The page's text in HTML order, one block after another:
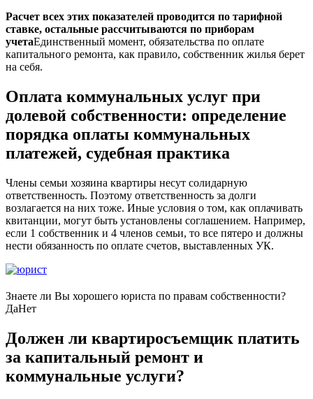
Расчет всех этих показателей проводится по тарифной
ставке, остальные рассчитываются по приборам
учетаЕдинственный момент, обязательства по оплате
капитального ремонта, как правило, собственник жилья берет
на себя.
Оплата коммунальных услуг при
долевой собственности: определение
порядка оплаты коммунальных
платежей, судебная практика
Члены семьи хозяина квартиры несут солидарную
ответственность. Поэтому ответственность за долги
возлагается на них тоже. Иные условия о том, как оплачивать
квитанции, могут быть установлены соглашением. Например,
если 1 собственник и 4 членов семьи, то все пятеро и должны
нести обязанность по оплате счетов, выставленных УК.
Знаете ли Вы хорошего юриста по правам собственности?
ДаНет
Должен ли квартиросъемщик платить
за капитальный ремонт и
коммунальные услуги?